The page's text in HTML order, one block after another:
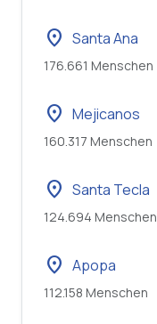
location_on Santa Ana
176.661 Menschen
location_on Mejicanos
160.317 Menschen
location_on Santa Tecla
124.694 Menschen
location_on Apopa
112.158 Menschen